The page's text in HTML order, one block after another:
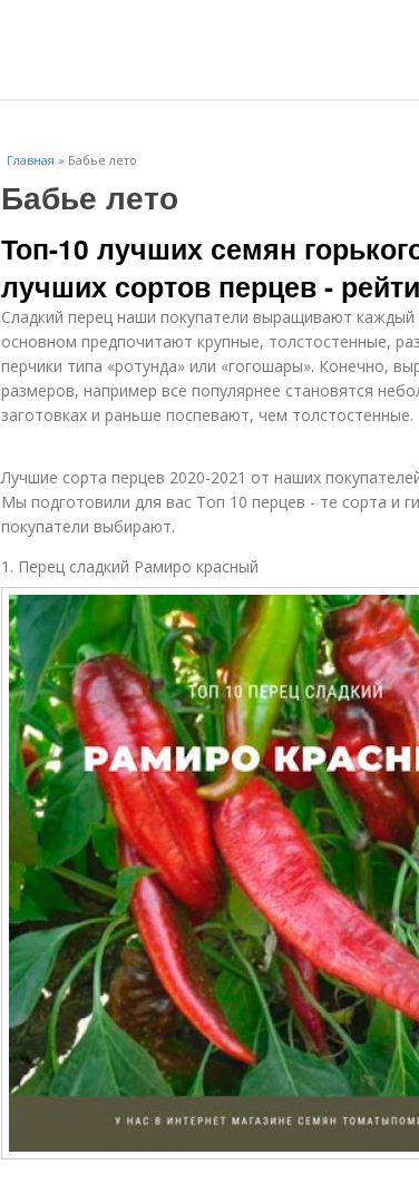
Главная » Бабье лето
Бабье лето
Топ-10 лучших семян
лучших сортов перцев -
Сладкий перец наши покупатели выращивают каждый
основном предпочитают крупные, толстостенные,
перчики типа «ротунда» или «гогошары». Конечно,
размеров, например все популярнее становятся
заготовках и раньше поспевают, чем толстостенные.
Лучшие сорта перцев 2020-2021 от наших
Мы подготовили для вас Топ 10 перцев - те сорта и
покупатели выбирают.
1. Перец сладкий Рамиро красный